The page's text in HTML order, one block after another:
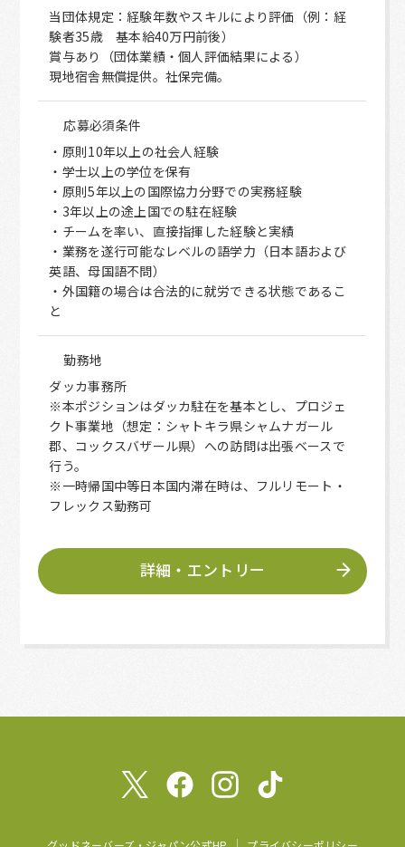
当団体規定：経験年数やスキルにより評価（例：経
験者35歳 基本給40万円前後）
賞与あり（団体業績・個人評価結果による）
現地宿舎無償提供。社保完備。
応募必須条件
・原則10年以上の社会人経験
・学士以上の学位を保有
・原則5年以上の国際協力分野での実務経験
・3年以上の途上国での駐在経験
・チームを率い、直接指揮した経験と実績
・業務を遂行可能なレベルの語学力（日本語および
英語、母国語不問）
・外国籍の場合は合法的に就労できる状態であるこ
と
勤務地
ダッカ事務所
※本ポジションはダッカ駐在を基本とし、プロジェ
クト事業地（想定：シャトキラ県シャムナガール
郡、コックスバザール県）への訪問は出張ベースで
行う。
※一時帰国中等日本国内滞在時は、フルリモート・
フレックス勤務可
詳細・エントリー